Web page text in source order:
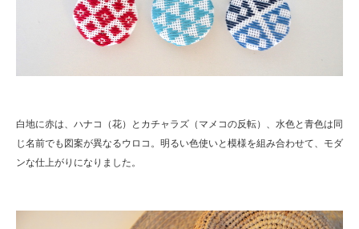
白地に赤は、ハナコ（花）とカチャラズ（マメコの反転）、水色と青色は同
じ名前でも図案が異なるウロコ。明るい色使いと模様を組み合わせて、モダ
ンな仕上がりになりました。